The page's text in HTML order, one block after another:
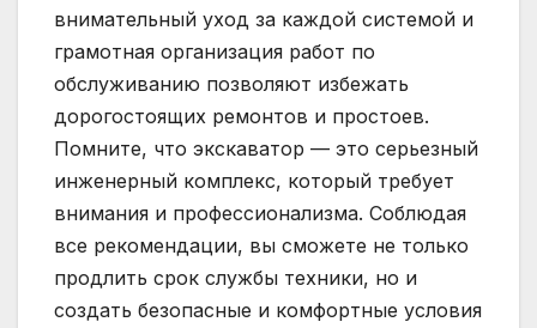
внимательный уход за каждой системой и
грамотная организация работ по
обслуживанию позволяют избежать
дорогостоящих ремонтов и простоев.
Помните, что экскаватор — это серьезный
инженерный комплекс, который требует
внимания и профессионализма. Соблюдая
все рекомендации, вы сможете не только
продлить срок службы техники, но и
создать безопасные и комфортные условия